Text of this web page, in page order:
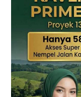
Puncak
Panduan
Lengkap
&